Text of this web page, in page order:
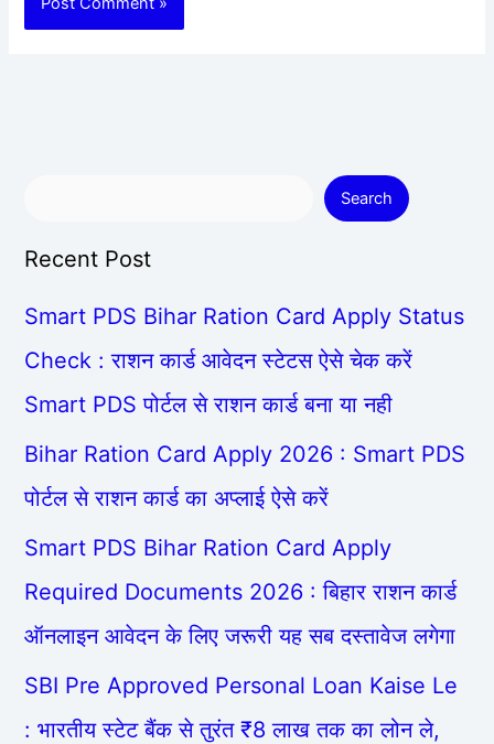
Search
Recent Post
Smart PDS Bihar Ration Card Apply Status
Check : राशन कार्ड आवेदन स्टेटस ऐसे चेक करें
Smart PDS पोर्टल से राशन कार्ड बना या नही
Bihar Ration Card Apply 2026 : Smart PDS
पोर्टल से राशन कार्ड का अप्लाई ऐसे करें
Smart PDS Bihar Ration Card Apply
Required Documents 2026 : बिहार राशन कार्ड
ऑनलाइन आवेदन के लिए जरूरी यह सब दस्तावेज लगेगा
SBI Pre Approved Personal Loan Kaise Le
: भारतीय स्टेट बैंक से तुरंत ₹8 लाख तक का लोन ले,